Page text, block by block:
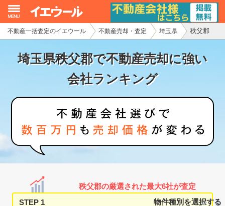
不動産一括査定のイエウール 不動産売却・査定 埼玉県 秩父郡
埼玉県秩父郡で不動産売却に強い
会社ランキング
秩父郡の厳選された最大6社が査定
STEP 1
イエウール加盟希望の不動産会社様
初めての方へ
不動産の売却・一括査定
家査定シミュレーター
お問い合わせ